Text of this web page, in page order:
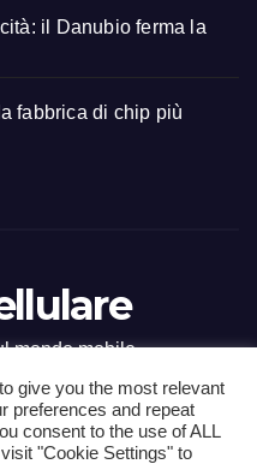
il Danubio ferma la
fabbrica di chip più
mondo mobile
give you the most relevant
preferences and repeat
consent to the use of ALL
"Cookie Settings" to